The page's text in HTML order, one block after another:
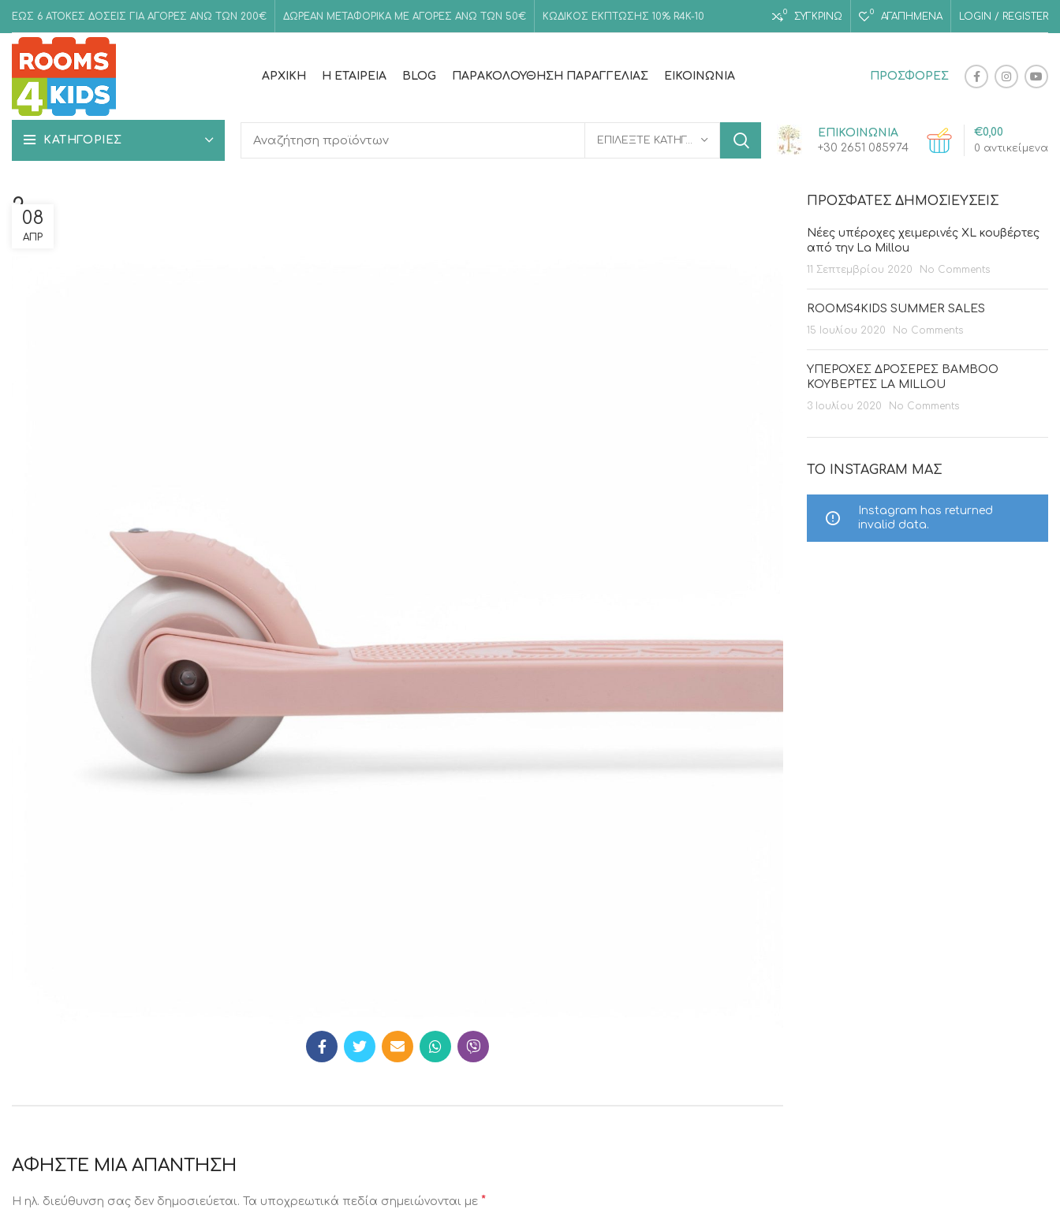
ΕΩΣ 6 ΑΤΟΚΕΣ ΔΟΣΕΙΣ ΓΙΑ ΑΓΟΡΕΣ ΑΝΩ ΤΩΝ 200€ ΔΩΡΕΑΝ ΜΕΤΑΦΟΡΙΚΑ ΜΕ ΑΓΟΡΕΣ ΑΝΩ ΤΩΝ 50€ ΚΩΔΙΚΟΣ ΕΚΠΤΩΣΗΣ 10% R4K-10 0 ΣΥΓΚΡΙΝΩ 0 ΑΓΑΠΗΜΈΝΑ LOGIN / REGISTER
ΑΡΧΙΚΉ Η ΕΤΑΙΡΕΊΑ BLOG ΠΑΡΑΚΟΛΟΎΘΗΣΗ ΠΑΡΑΓΓΕΛΊΑΣ ΕΙΚΟΙΝΩΝΊΑ ΠΡΟΣΦΟΡΕΣ
ΚΑΤΗΓΟΡΙΕΣ ΕΠΙΛΈΞΤΕ ΚΑΤΗΓΟΡΊΑ
ΕΠΙΚΟΙΝΩΝΙΑ
+30 2651 085974
0 αντικείμενα
€0,00
208
ΑΠΡ
ΑΦΉΣΤΕ ΜΙΑ ΑΠΆΝΤΗΣΗ
Η ηλ. διεύθυνση σας δεν δημοσιεύεται. Τα υποχρεωτικά πεδία σημειώνονται με *
ΠΡΌΣΦΑΤΕΣ ΔΗΜΟΣΙΕΎΣΕΙΣ
Νέες υπέροχες χειμερινές XL κουβέρτες
από την La Millou
11 Σεπτεμβρίου 2020 No Comments
ROOMS4KIDS SUMMER SALES
15 Ιουλίου 2020 No Comments
ΥΠΕΡΟΧΕΣ ΔΡΟΣΕΡΕΣ BAMBOO
ΚΟΥΒΕΡΤΕΣ LA MILLOU
3 Ιουλίου 2020 No Comments
ΤΟ INSTAGRAM ΜΑΣ
Instagram has returned
invalid data.